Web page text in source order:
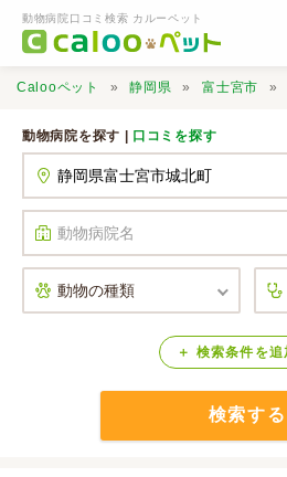
動物病院口コミ検索 カルーペット
口コミ検索
Calooペットとは？
Calooペット 静岡県 富士宮市
動物病院を探す | 口コミを探す
検索条件 を追
検索する